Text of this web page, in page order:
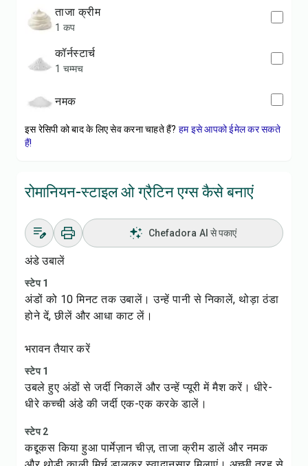
ताजा क्रीम
1 कप
कॉर्नस्टार्च
1 चम्मच
नमक
इस रेसिपी को बाद के लिए सेव करना चाहते हैं? हम इसे आपको ईमेल कर सकते
हैं!
रोमानियन-स्टाइल ओ ग्रैटिन एग्स कैसे बनाएं
Chefadora AI से पकाएं
अंडे उबालें
स्टेप 1
अंडों को 10 मिनट तक उबालें। उन्हें पानी से निकालें, थोड़ा ठंडा
होने दें, छीलें और आधा काट लें।
भरावन तैयार करें
स्टेप 1
उबले हुए अंडों से जर्दी निकालें और उन्हें प्यूरी में मैश करें। धीरे-
धीरे कच्ची अंडे की जर्दी एक-एक करके डालें।
स्टेप 2
कद्दूकस किया हुआ पार्मेज़ान चीज़, ताजा क्रीम डालें और नमक